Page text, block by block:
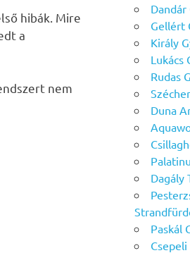
hibák. Mire
a
nem
Gellért
Király
Lukács
Rudas
Duna
Dagály
Paskál